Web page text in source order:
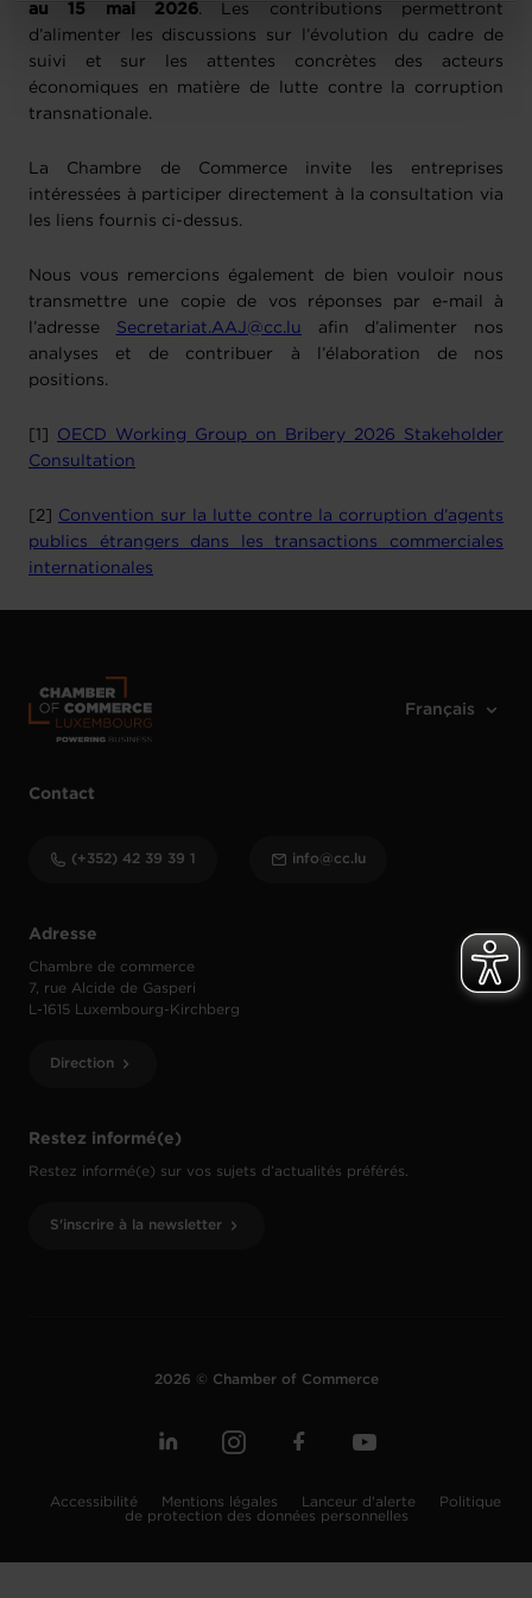
Charte d’usage des cookies
et notre
Politique de
protection des données personnelles
au 15 mai 2026 . Les contributions permettront
d’alimenter les discussions sur l’évolution du cadre de
suivi et sur les attentes concrètes des acteurs
économiques en matière de lutte contre la corruption
transnationale.
La Chambre de Commerce invite les entreprises
intéressées à participer directement à la consultation via
les liens fournis ci-dessus.
Nous vous remercions également de bien vouloir nous
transmettre une copie de vos réponses par e-mail à
l’adresse
Secretariat.AAJ@cc.lu afin d’alimenter nos
analyses et de contribuer à l’élaboration de nos
positions.
[1] OECD Working Group on Bribery 2026 Stakeholder
Consultation
[2] Convention sur la lutte contre la corruption d’agents
publics étrangers dans les transactions commerciales
internationales
Restez informé(e)
Restez informé(e) sur vos sujets d’actualités préférés.
S'inscrire à la newsletter
Adresse
Chambre de commerce
7, rue Alcide de Gasperi
L-1615 Luxembourg-Kirchberg
Direction
Contact
(+352) 42 39 39 1 info@cc.lu
2026 © Chamber of Commerce
Accessibilité Mentions légales Lanceur d'alerte
Politique
de protection des données personnelles